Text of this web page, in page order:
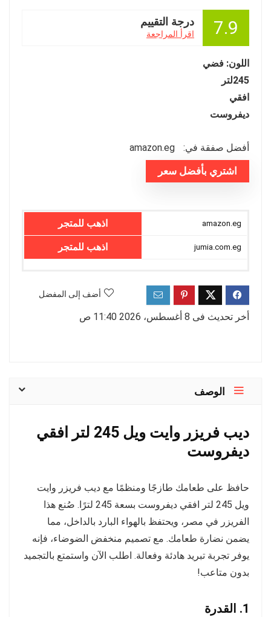
7.9 درجة التقييم
اقرأ المراجعة
اللون: فضي
245لتر
افقي
ديفروست
أفضل صفقة في: amazon.eg
اشتري بأفضل سعر
اذهب للمتجر
اذهب للمتجر
أضف إلى المفضل
أخر تحديث فى 8 أغسطس، 2026 11:40 ص
الوصف
ديب فريزر وايت ويل 245 لتر افقي
ديفروست
حافظ على طعامك طازجًا ومنظمًا مع ديب فريزر وايت
ويل 245 لتر افقي ديفروست بسعة 245 لترًا. صُنع هذا
الفريزر في مصر، ويحتفظ بالهواء البارد بالداخل، مما
يضمن نضارة طعامك. مع تصميم منخفض الضوضاء، فإنه
يوفر تجربة تبريد هادئة وفعالة. اطلب الآن واستمتع بالتجميد
بدون متاعب!
1. القدرة